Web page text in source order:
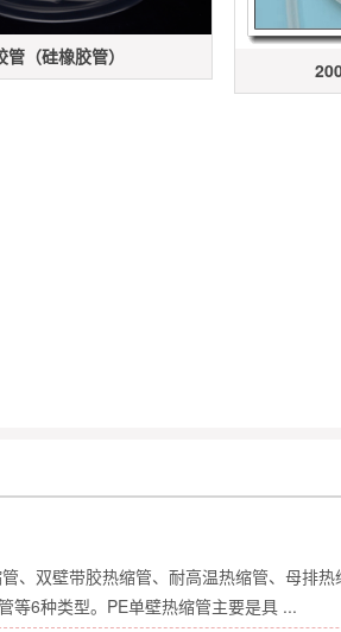
管（硅橡胶管）
、双壁带胶热缩管、耐高温热缩管、母排
等6种类型。PE单壁热缩管主要是具 ...